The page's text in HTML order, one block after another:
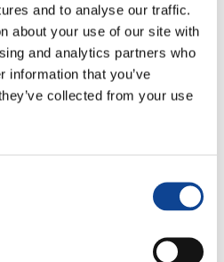
and to analyse our traffic.
about your use of our site with
and analytics partners who
information that you’ve
collected from your use
l’unico responsabile per i dati
per le opinioni espresse
pubbliche che private, e per
modo prevedano
utenti o con il sito www.new-
www.new-humanity.org è di
diversamente specificato.